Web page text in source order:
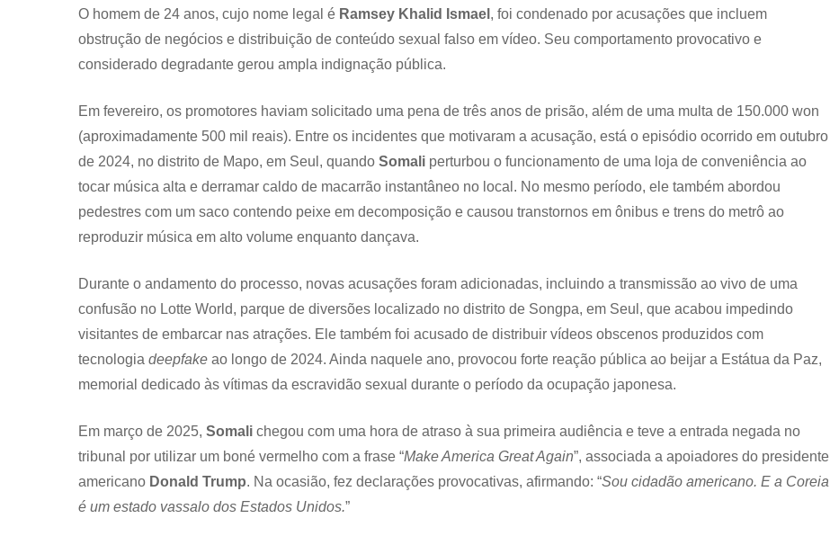
O homem de 24 anos, cujo nome legal é Ramsey Khalid Ismael , foi condenado por acusações que incluem
obstrução de negócios e distribuição de conteúdo sexual falso em vídeo. Seu comportamento provocativo e
considerado degradante gerou ampla indignação pública.
Em fevereiro, os promotores haviam solicitado uma pena de três anos de prisão, além de uma multa de 150.000 won
(aproximadamente 500 mil reais). Entre os incidentes que motivaram a acusação, está o episódio ocorrido em outubro
de 2024, no distrito de Mapo, em Seul, quando Somali perturbou o funcionamento de uma loja de conveniência ao
tocar música alta e derramar caldo de macarrão instantâneo no local. No mesmo período, ele também abordou
pedestres com um saco contendo peixe em decomposição e causou transtornos em ônibus e trens do metrô ao
reproduzir música em alto volume enquanto dançava.
Durante o andamento do processo, novas acusações foram adicionadas, incluindo a transmissão ao vivo de uma
confusão no Lotte World, parque de diversões localizado no distrito de Songpa, em Seul, que acabou impedindo
visitantes de embarcar nas atrações. Ele também foi acusado de distribuir vídeos obscenos produzidos com
tecnologia deepfake ao longo de 2024. Ainda naquele ano, provocou forte reação pública ao beijar a Estátua da Paz,
memorial dedicado às vítimas da escravidão sexual durante o período da ocupação japonesa.
Em março de 2025, Somali chegou com uma hora de atraso à sua primeira audiência e teve a entrada negada no
tribunal por utilizar um boné vermelho com a frase “Make America Great Again”, associada a apoiadores do presidente
americano Donald Trump. Na ocasião, fez declarações provocativas, afirmando: “Sou cidadão americano. E a Coreia
é um estado vassalo dos Estados Unidos.”